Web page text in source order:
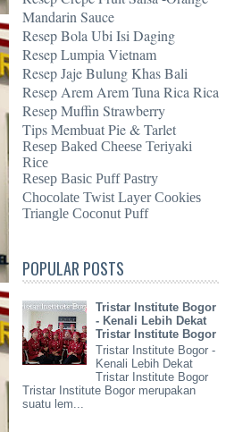
Mandarin Sauce
Resep Bola Ubi Isi Daging
Resep Lumpia Vietnam
Resep Jaje Bulung Khas Bali
Resep Arem Arem Tuna Rica Rica
Resep Muffin Strawberry
Tips Membuat Pie & Tarlet
Resep Baked Cheese Teriyaki
Rice
Resep Basic Puff Pastry
Chocolate Twist Layer Cookies
Triangle Coconut Puff
POPULAR POSTS
Tristar Institute Bogor
- Kenali Lebih Dekat
Tristar Institute Bogor
Tristar Institute Bogor -
Kenali Lebih Dekat
Tristar Institute Bogor
Tristar Institute Bogor merupakan
suatu lem...